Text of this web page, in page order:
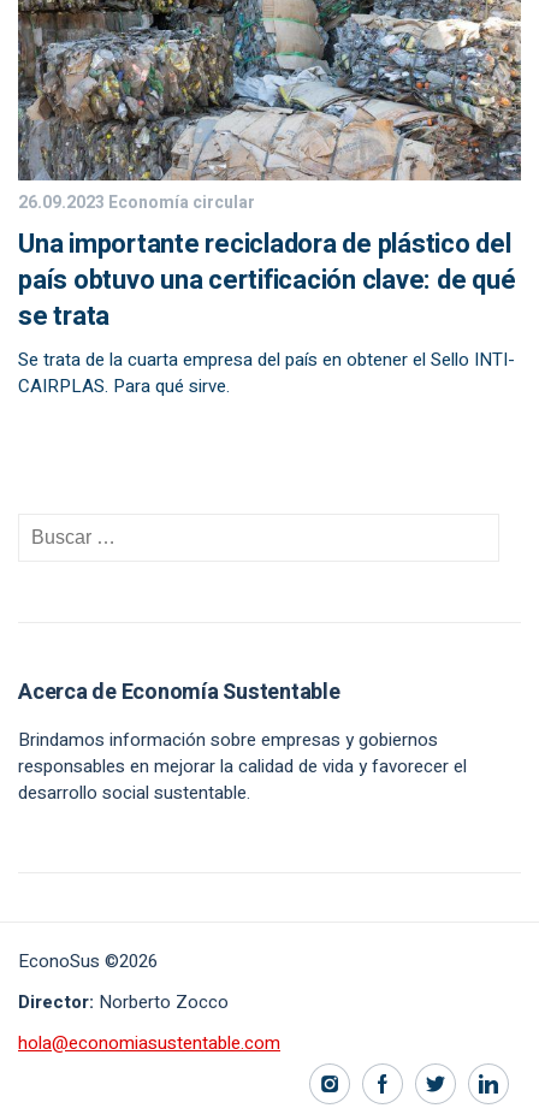
26.09.2023 Economía circular
Una importante recicladora de plástico del
país obtuvo una certificación clave: de qué
se trata
Se trata de la cuarta empresa del país en obtener el Sello INTI-
CAIRPLAS. Para qué sirve.
Acerca de Economía Sustentable
Brindamos información sobre empresas y gobiernos
responsables en mejorar la calidad de vida y favorecer el
desarrollo social sustentable.
EconoSus ©2026
Director: Norberto Zocco
hola@economiasustentable.com